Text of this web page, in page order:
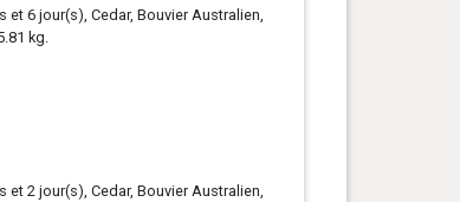
et 6 jour(s), Cedar, Bouvier Australien,
kg.
et 2 jour(s), Cedar, Bouvier Australien,